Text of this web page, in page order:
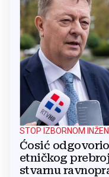
STOP IZBORNOM
Ćosić
etničkog
stvarnu